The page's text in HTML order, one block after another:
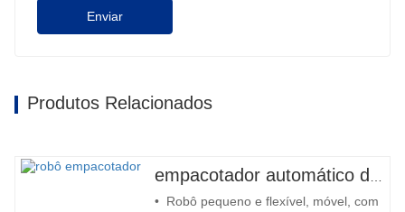
Enviar
Produtos Relacionados
empacotador automático de robô
• Robô pequeno e flexível, móvel, com